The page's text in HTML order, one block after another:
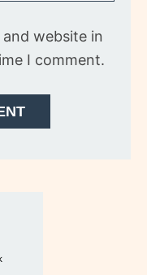
and website in
I comment.